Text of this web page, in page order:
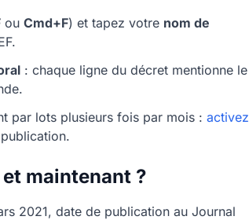
ou Cmd+F) et tapez votre nom de
: chaque ligne du décret mentionne le
par lots plusieurs fois par mois : activez
maintenant ?
2021, date de publication au Journal